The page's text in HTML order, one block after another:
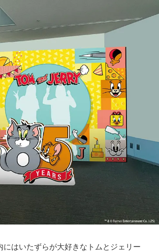
にはいたずらが大好きなトムとジェリー